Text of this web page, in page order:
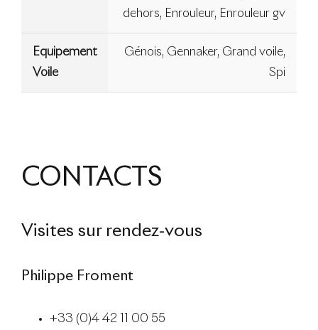
dehors, Enrouleur, Enrouleur gv
Equipement
Voile
Génois, Gennaker, Grand voile,
Spi
CONTACTS
Visites sur rendez-vous
Philippe Froment
+33 (0)4 42 11 00 55